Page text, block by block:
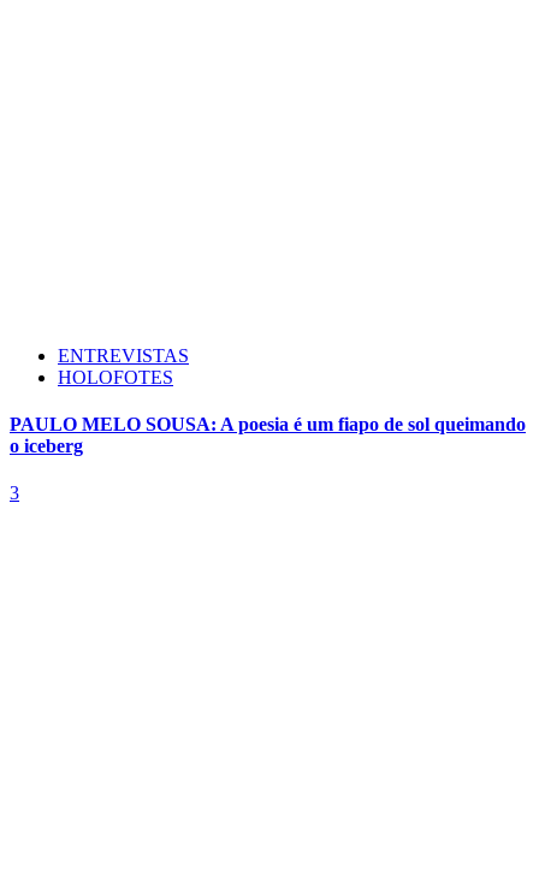
ENTREVISTAS
HOLOFOTES
PAULO MELO SOUSA: A poesia é um fiapo de sol queimando
o iceberg
3